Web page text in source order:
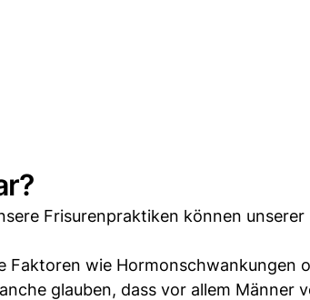
Frisurenpraktiken können unserer
Faktoren wie Hormonschwankungen
glauben, dass vor allem Männer